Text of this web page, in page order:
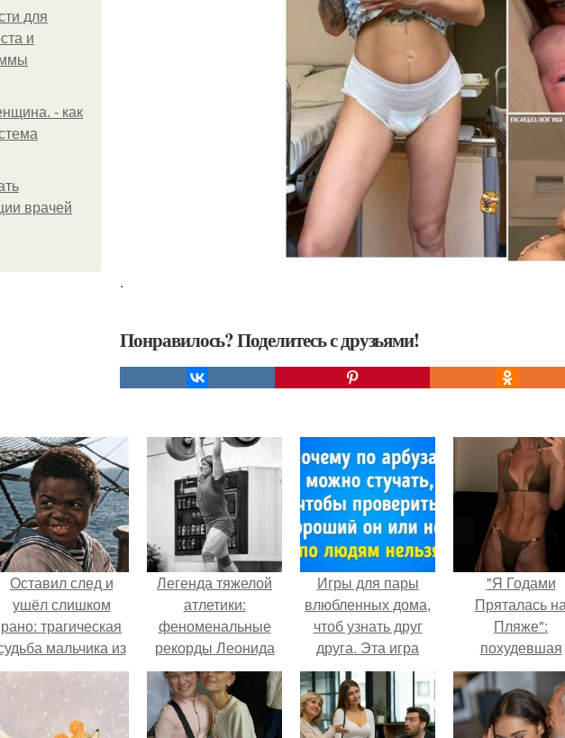
для
и
- как
врачей
.
Понравилось? Поделитесь с друзьями!
Оставил след и
ушёл слишком
рано: трагическая
мальчика из
фильма
"Максимка".
Легенда тяжелой
атлетики:
феноменальные
рекорды Леонида
Тараненко.
Игры для пары
влюбленных дома,
чтоб узнать друг
друга. Эта игра
поможет узнать
истинный характер
любого человека
"Я Годами
Пряталась
Пляже":
похудевшая
невестка
показала
откровенном